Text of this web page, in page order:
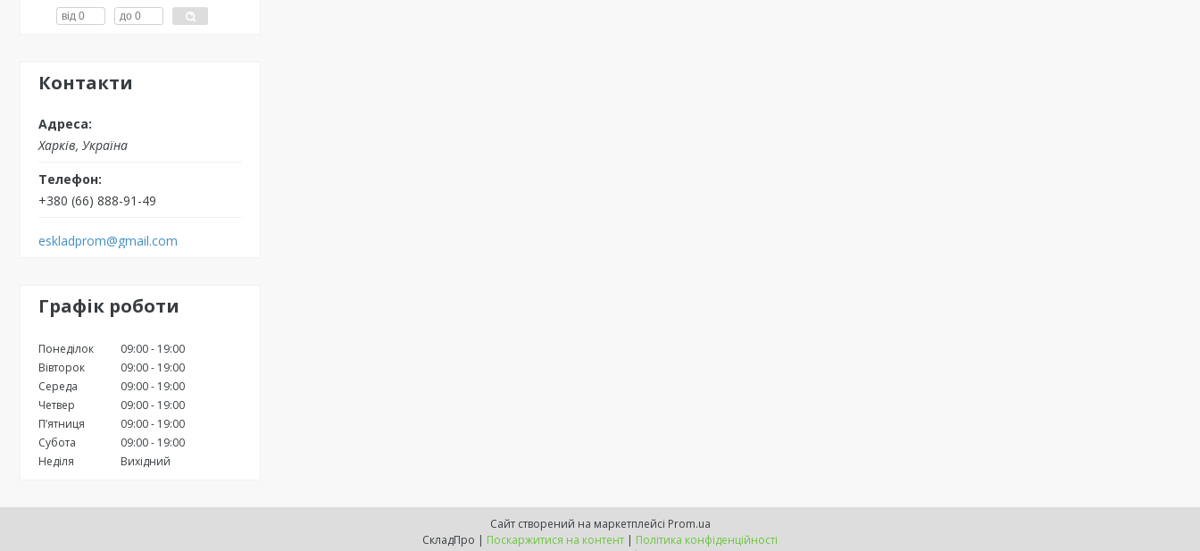
Контакти
Харків, Україна
+380 (66) 888-91-49
eskladprom@gmail.com
Графік роботи
Понеділок 09:00
19:00
Вівторок
09:00
19:00
Середа
09:00
19:00
Четвер
09:00
19:00
Пʼятниця
09:00
19:00
Субота
09:00
19:00
Неділя
Вихідний
Сайт створений на маркетплейсі Prom.ua
СкладПро | Поскаржитися на контент | Політика конфіденційності